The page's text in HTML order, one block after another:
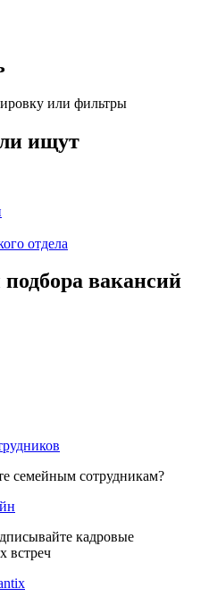
или фильтры
ищут
отдела
вакансий
семейным сотрудникам?
кадровые
встреч